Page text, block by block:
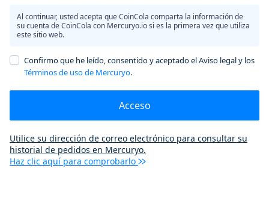
Al continuar, usted acepta que CoinCola comparta la información de
su cuenta de CoinCola con Mercuryo.io si es la primera vez que utiliza
este sitio web.
Confirmo que he leído, consentido y aceptado el Aviso legal y los
Términos de uso de Mercuryo.
Acceso
Utilice su dirección de correo electrónico para consultar su
historial de pedidos en Mercuryo.
Haz clic aquí para comprobarlo